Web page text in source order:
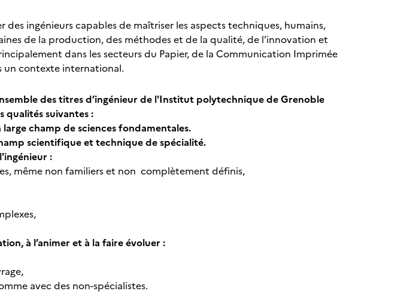
ingénieurs capables de maîtriser les aspects techniques, humains,
de la production, des méthodes et de la qualité, de l’innovation et
dans les secteurs du Papier, de la Communication Imprimée
un contexte international.
des titres d’ingénieur de l'Institut polytechnique de Grenoble
suivantes :
champ de sciences fondamentales.
scientifique et technique de spécialité.
:
même non familiers et non complètement définis,
à l’animer et à la faire évoluer :
avec des non-spécialistes.